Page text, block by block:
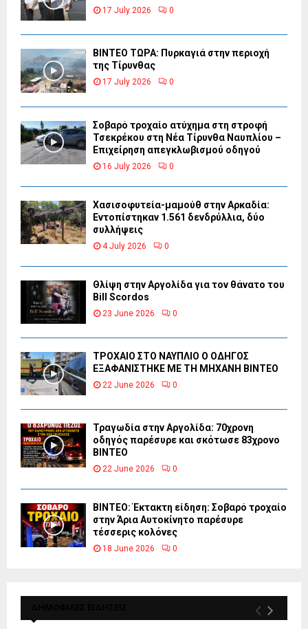
17 July 2026 0
ΒΙΝΤΕΟ ΤΩΡΑ: Πυρκαγιά στην περιοχή
της Τίρυνθας
17 July 2026 0
Σοβαρό τροχαίο ατύχημα στη στροφή
Τσεκρέκου στη Νέα Τίρυνθα Ναυπλίου –
Επιχείρηση απεγκλωβισμού οδηγού
16 July 2026 0
Χασισοφυτεία-μαμούθ στην Αρκαδία:
Εντοπίστηκαν 1.561 δενδρύλλια, δύο
συλλήψεις
4 July 2026 0
Θλίψη στην Αργολίδα για τον θάνατο του
Bill Scordos
23 June 2026 0
ΤΡΟΧΑΙΟ ΣΤΟ ΝΑΥΠΛΙΟ Ο ΟΔΗΓΟΣ
ΕΞΑΦΑΝΙΣΤΗΚΕ ΜΕ ΤΗ ΜΗΧΑΝΗ ΒΙΝΤΕΟ
22 June 2026 0
Τραγωδία στην Αργολίδα: 70χρονη
οδηγός παρέσυρε και σκότωσε 83χρονο
ΒΙΝΤΕΟ
22 June 2026 0
ΒΙΝΤΕΟ: Έκτακτη είδηση: Σοβαρό τροχαίο
στην Άρια Αυτοκίνητο παρέσυρε
τέσσερις κολόνες
18 June 2026 0